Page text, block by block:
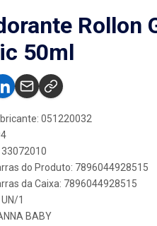
Rollon
50ml
051220032
33072010
do Produto: 7896044928515
da Caixa: 7896044928515
1
BABY